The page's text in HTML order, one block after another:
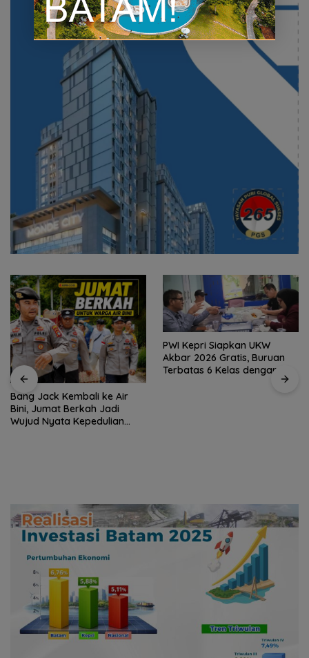
Bang Jack Kembali ke Air
Bini, Jumat Berkah Jadi
Wujud Nyata Kepedulian
PWI Kepri Siapkan UKW
Akbar 2026 Gratis, Buruan
Terbatas 6 Kelas dengan